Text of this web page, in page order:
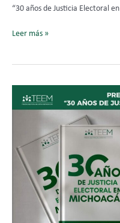
“30 años de Justicia Electoral en
Leer más »
lunes,
obra
colectiva